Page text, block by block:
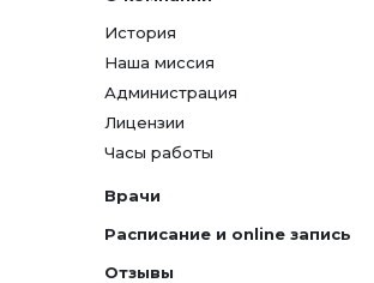
История
Наша миссия
Администрация
Лицензии
Часы работы
Врачи
Расписание и online запись
Отзывы